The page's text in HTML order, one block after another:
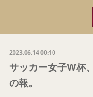
2023.06.14 00:10
サッカー女子W杯
の報。